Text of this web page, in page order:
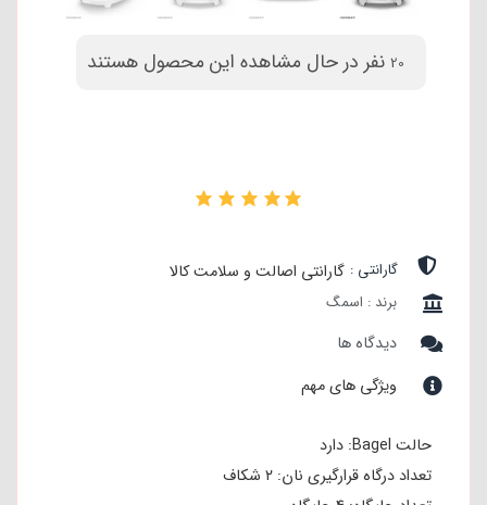
20 نفر در حال مشاهده این محصول هستند
گارانتی : گارانتی اصالت و سلامت کالا
برند : اسمگ
دیدگاه ها
ویژگی های مهم
حالت Bagel: دارد
تعداد درگاه قرارگیری نان: ۲ شکاف